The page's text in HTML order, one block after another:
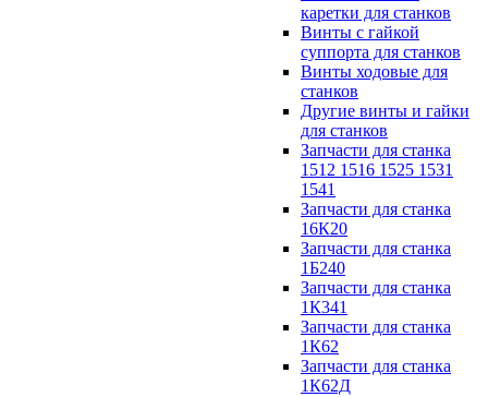
каретки для станков
Винты с гайкой
суппорта для станков
Винты ходовые для
станков
Другие винты и гайки
для станков
Запчасти для станка
1512 1516 1525 1531
1541
Запчасти для станка
16К20
Запчасти для станка
1Б240
Запчасти для станка
1К341
Запчасти для станка
1К62
Запчасти для станка
1К62Д